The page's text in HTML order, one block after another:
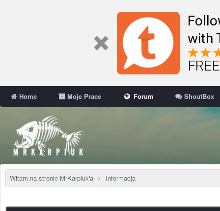
with
Home Moje Prace Forum ShoutBox
Witam na stronie MrKarpiuk'a Informacja